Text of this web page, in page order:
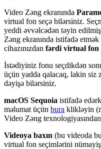
Video Zəng ekranında
virtual fon seçə bilərsiniz. Seç
yeddi əvvəlcədən təyin edilmiş
Zəng ekranında istifadə etmək
cihazınızdan fərdi virtual fon
İstədiyiniz fonu seçdikdən
üçün yadda qalacaq, lakin siz
dəyişə bilərsiniz.
macOS Sequoia istifadə edərk
məlumat üçün bura klikləyin (
Video Zəng texnologiyasından
Videoya baxın (bu videoda
virtual fon seçimlərini nümayiş